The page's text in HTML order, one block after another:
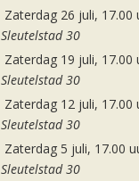
Zaterdag 26 juli, 17.00
Sleutelstad 30
Zaterdag 19 juli, 17.00
Sleutelstad 30
Zaterdag 12 juli, 17.00
Sleutelstad 30
Zaterdag 5 juli, 17.00
Sleutelstad 30